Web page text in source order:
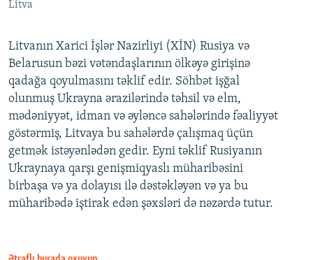
Litva
Litvanın Xarici İşlər Nazirliyi (XİN) Rusiya və
Belarusun bəzi vətəndaşlarının ölkəyə girişinə
qadağa qoyulmasını təklif edir. Söhbət işğal
olunmuş Ukrayna ərazilərində təhsil və elm,
mədəniyyət, idman və əyləncə sahələrində fəaliyyət
göstərmiş, Litvaya bu sahələrdə çalışmaq üçün
getmək istəyənlədən gedir. Eyni təklif Rusiyanın
Ukraynaya qarşı genişmiqyaslı müharibəsini
birbaşa və ya dolayısı ilə dəstəkləyən və ya bu
müharibədə iştirak edən şəxsləri də nəzərdə tutur.